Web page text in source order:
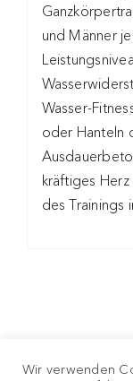
und Männer
Wasser-
oder Hanteln
kräftiges
des Trainings
AQUA FIT | Eine
Wir verwenden